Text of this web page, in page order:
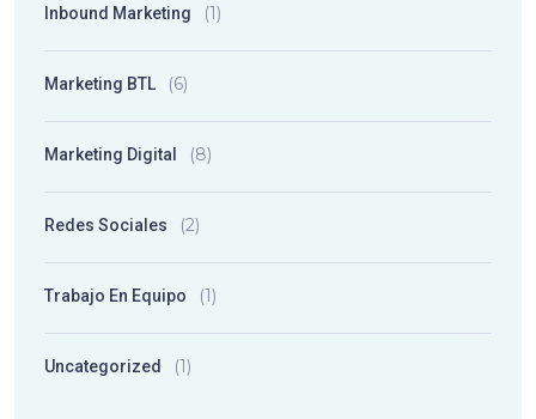
Inbound Marketing (1)
Marketing BTL (6)
Marketing Digital (8)
Redes Sociales (2)
Trabajo En Equipo (1)
Uncategorized (1)